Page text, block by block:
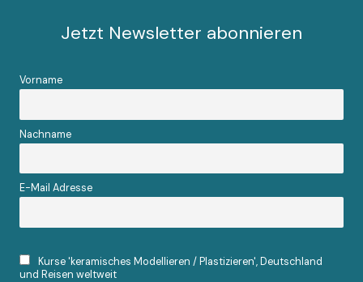
Jetzt Newsletter abonnieren
Vorname
Nachname
E-Mail Adresse
Kurse 'keramisches Modellieren / Plastizieren', Deutschland
und Reisen weltweit